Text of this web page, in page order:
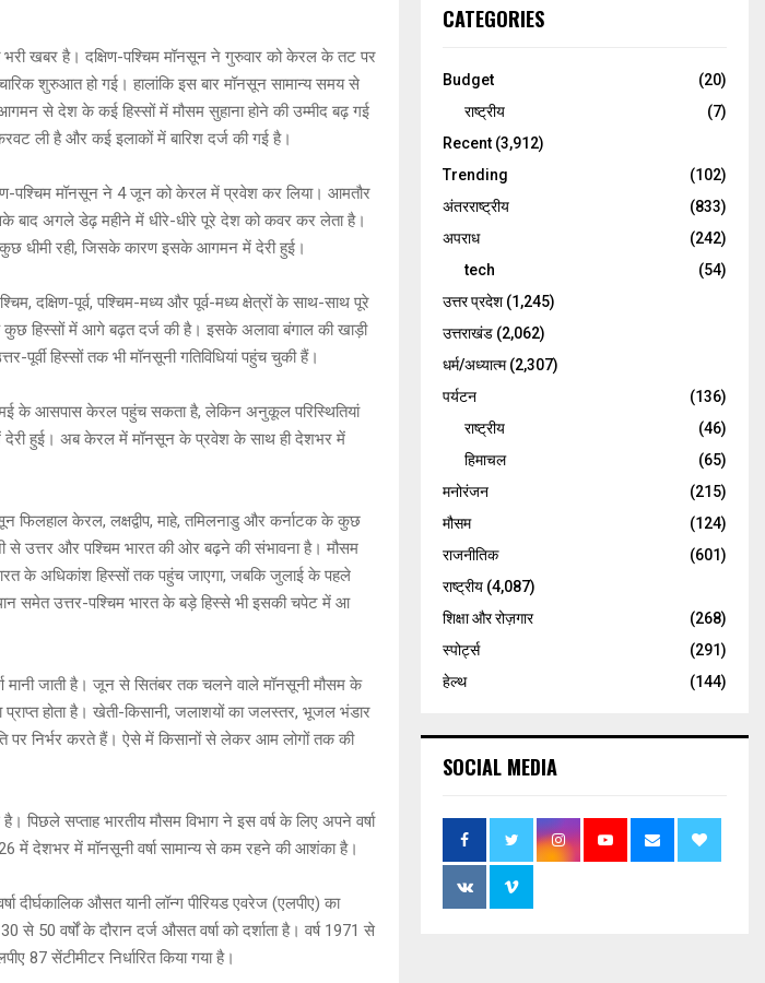
खबर है। दक्षिण-पश्चिम मॉनसून ने गुरुवार को केरल के तट पर
शुरुआत हो गई। हालांकि इस बार मॉनसून सामान्य समय से
से देश के कई हिस्सों में मौसम सुहाना होने की उम्मीद बढ़ गई
ली है और कई इलाकों में बारिश दर्ज की गई है।
पश्चिम मॉनसून ने 4 जून को केरल में प्रवेश कर लिया। आमतौर
अगले डेढ़ महीने में धीरे-धीरे पूरे देश को कवर कर लेता है।
धीमी रही, जिसके कारण इसके आगमन में देरी हुई।
दक्षिण-पूर्व, पश्चिम-मध्य और पूर्व-मध्य क्षेत्रों के साथ-साथ पूरे
कुछ हिस्सों में आगे बढ़त दर्ज की है। इसके अलावा बंगाल की खाड़ी
पूर्वी हिस्सों तक भी मॉनसूनी गतिविधियां पहुंच चुकी हैं।
के आसपास केरल पहुंच सकता है, लेकिन अनुकूल परिस्थितियां
देरी हुई। अब केरल में मॉनसून के प्रवेश के साथ ही देशभर में
केरल, लक्षद्वीप, माहे, तमिलनाडु और कर्नाटक के कुछ
उत्तर और पश्चिम भारत की ओर बढ़ने की संभावना है। मौसम
के अधिकांश हिस्सों तक पहुंच जाएगा, जबकि जुलाई के पहले
समेत उत्तर-पश्चिम भारत के बड़े हिस्से भी इसकी चपेट में आ
मानी जाती है। जून से सितंबर तक चलने वाले मॉनसूनी मौसम के
प्राप्त होता है। खेती-किसानी, जलाशयों का जलस्तर, भूजल भंडार
पर निर्भर करते हैं। ऐसे में किसानों से लेकर आम लोगों तक की
सप्ताह भारतीय मौसम विभाग ने इस वर्ष के लिए अपने वर्षा
में देशभर में मॉनसूनी वर्षा सामान्य से कम रहने की आशंका है।
दीर्घकालिक औसत यानी लॉन्ग पीरियड एवरेज (एलपीए) का
50 वर्षों के दौरान दर्ज औसत वर्षा को दर्शाता है। वर्ष 1971 से
87 सेंटीमीटर निर्धारित किया गया है।
CATEGORIES
Budget
(20)
राष्ट्रीय
(7)
Recent (3,912)
Trending
(102)
अंतरराष्ट्रीय
(833)
अपराध
(242)
tech
(54)
उत्तर प्रदेश(1,245)
उत्तराखंड (2,062)
धर्म/अध्यात्म(2,307)
पर्यटन
(136)
राष्ट्रीय
(46)
हिमाचल
(65)
मनोरंजन
(215)
मौसम
(124)
राजनीतिक
(601)
राष्ट्रीय (4,087)
शिक्षा और रोज़गार
(268)
स्पोर्ट्स
(291)
हेल्थ
(144)
SOCIAL MEDIA